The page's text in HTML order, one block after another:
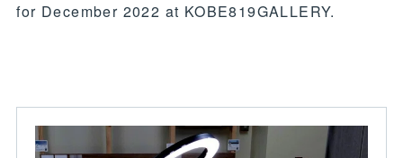
for December 2022 at KOBE819GALLERY.